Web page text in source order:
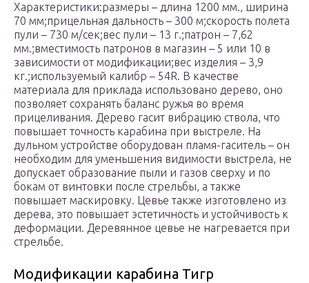
Характеристики:размеры – длина 1200 мм., ширина
70 мм;прицельная дальность – 300 м;скорость полета
пули – 730 м/сек;вес пули – 13 г.;патрон – 7,62
мм.;вместимость патронов в магазин – 5 или 10 в
зависимости от модификации;вес изделия – 3,9
кг.;используемый калибр – 54R. В качестве
материала для приклада использовано дерево, оно
позволяет сохранять баланс ружья во время
прицеливания. Дерево гасит вибрацию ствола, что
повышает точность карабина при выстреле. На
дульном устройстве оборудован пламя-гаситель – он
необходим для уменьшения видимости выстрела, не
допускает образование пыли и газов сверху и по
бокам от винтовки после стрельбы, а также
повышает маскировку. Цевье также изготовлено из
дерева, это повышает эстетичность и устойчивость к
деформации. Деревянное цевье не нагревается при
стрельбе.
Модификации карабина Тигр